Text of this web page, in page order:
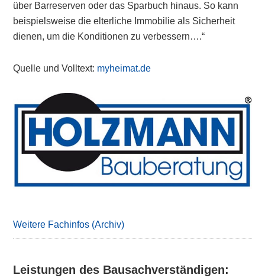
über Barreserven oder das Sparbuch hinaus. So kann
beispielsweise die elterliche Immobilie als Sicherheit
dienen, um die Konditionen zu verbessern….“
Quelle und Volltext: myheimat.de
Primary
Sidebar
Weitere Fachinfos (Archiv)
Leistungen des Bausachverständigen: